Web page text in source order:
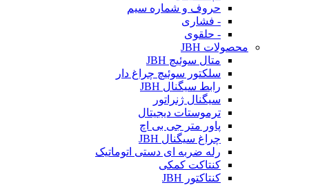
حروف و شماره سیم
- فشاری
- حلقوی
محصولات JBH
متال سوئیچ JBH
سلکتور سوئیچ چراغ دار
رابط سیگنال JBH
سیگنال ژنراتور
ترموستات دیجیتال
پاور متر جی بی اچ
چراغ سیگنال JBH
رله ضربه ای دستی اتوماتیک
کنتاکت کمکی
کنتاکتور JBH